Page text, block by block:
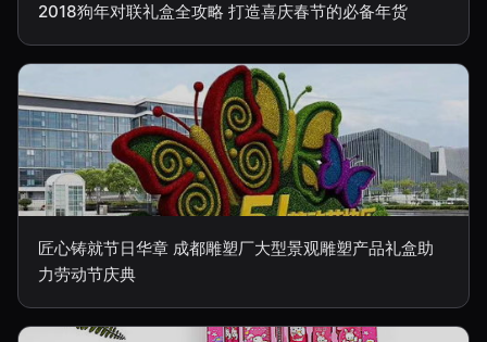
2018狗年对联礼盒全攻略 打造喜庆春节的必备年货
匠心铸就节日华章 成都雕塑厂大型景观雕塑产品礼盒助
力劳动节庆典